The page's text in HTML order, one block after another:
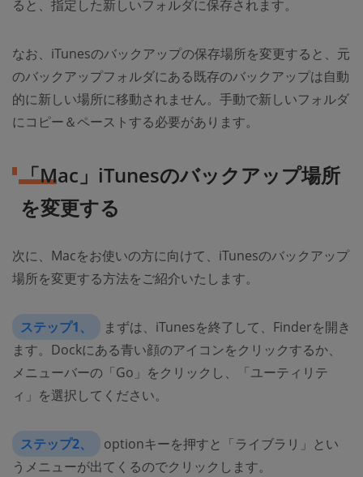
ると、指定した新しいフォルダに保存されます。
なお、iTunesのバックアップの保存場所を変更すると、元
のバックアップフォルダにある既存のバックアップは自動
的に新しい場所に移動されません。手動で新しいフォルダ
にコピー＆ペーストする必要があります。
「Mac」iTunesのバックアップ場所
を変更する
次に、Macをお使いの方に向けて、iTunesのバックアップ
場所を変更する方法をご紹介いたします。
ステップ1、
まずは、iTunesを終了して、Finderを開き
ます。Dockにある青い顔のアイコンをクリックするか、
メニューバーの「Go」をクリックし、「ユーティリテ
ィ」を選択してください。
ステップ2、
optionキーを押すと「ライブラリ」とい
うメニューが出てくるのでクリックします。